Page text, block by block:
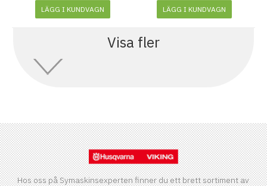
LÄGG I KUNDVAGN LÄGG I KUNDVAGN
Visa fler
Hos oss på Symaskinsexperten finner du ett brett sortiment av